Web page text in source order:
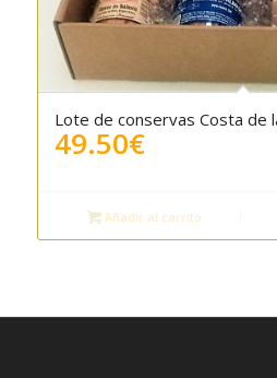
4.50
Lote de conservas Costa de
49.50€
Añadir al carrito